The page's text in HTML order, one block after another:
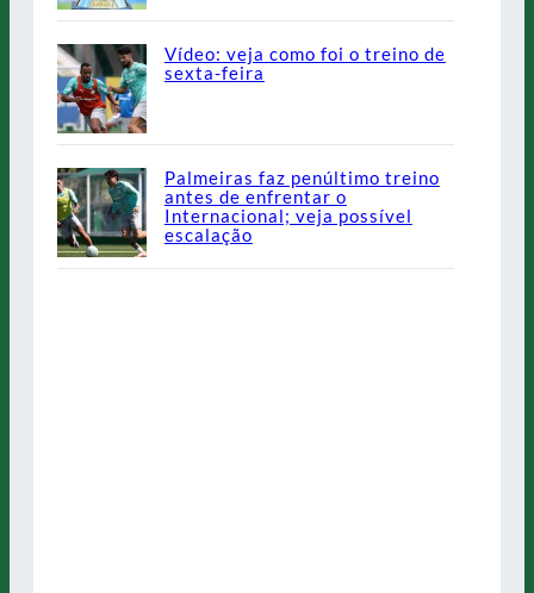
Vídeo: veja como foi o treino de
sexta-feira
Palmeiras faz penúltimo treino
antes de enfrentar o
Internacional; veja possível
escalação